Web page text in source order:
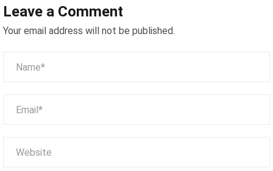
kinh doanh trò chơi điện tử
Leave a Comment
Your email address will not be published.